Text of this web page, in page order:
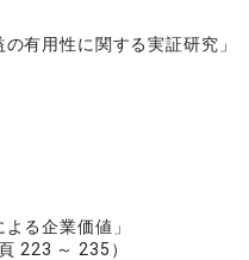
の有用性に関する実証研究」
る企業価値」
223 ～ 235）